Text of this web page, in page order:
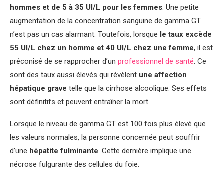
hommes et de 5 à 35 UI/L pour les femmes. Une petite
augmentation de la concentration sanguine de gamma GT
n’est pas un cas alarmant. Toutefois, lorsque le taux excède
55 UI/L chez un homme et 40 UI/L chez une femme, il est
préconisé de se rapprocher d’un professionnel de santé. Ce
sont des taux aussi élevés qui révèlent une affection
hépatique grave telle que la cirrhose alcoolique. Ses effets
sont définitifs et peuvent entraîner la mort.
Lorsque le niveau de gamma GT est 100 fois plus élevé que
les valeurs normales, la personne concernée peut souffrir
d’une hépatite fulminante. Cette dernière implique une
nécrose fulgurante des cellules du foie.